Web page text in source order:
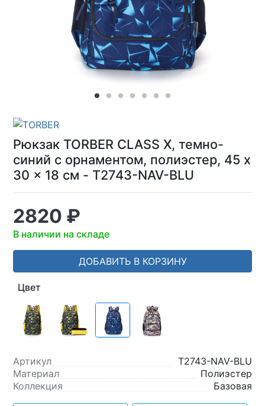
Рюкзак TORBER CLASS X, темно-
синий с орнаментом, полиэстер, 45 x
30 x 18 см - T2743-NAV-BLU
2820 ₽
В наличии на складе
ДОБАВИТЬ В КОРЗИНУ
Цвет
Артикул
T2743-NAV-BLU
Материал
Полиэстер
Коллекция
Базовая